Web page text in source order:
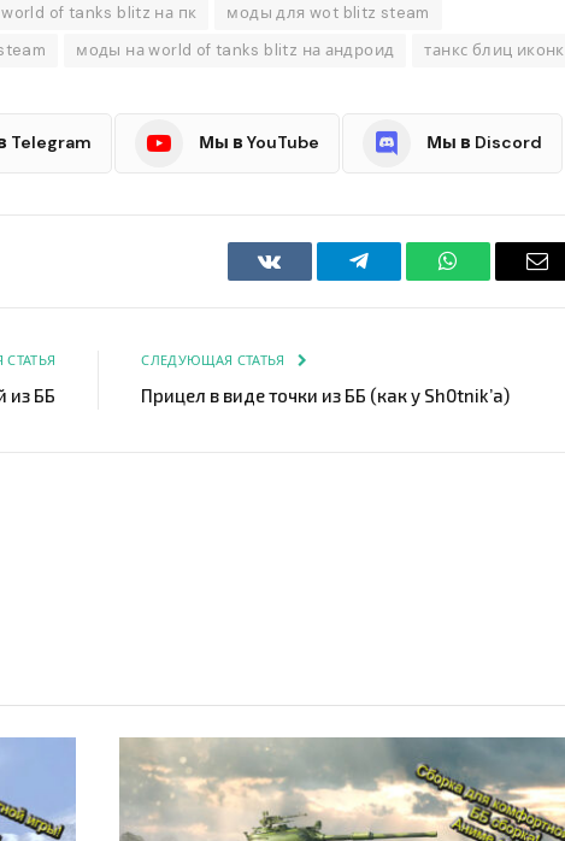
of tanks blitz на пк
моды для wot blitz steam
моды на world of tanks blitz на андроид танкс блиц
Telegram Мы в YouTube Мы в Discord
VKontakteTelegram WhatsApp
из ББ
СЛЕДУЮЩАЯ СТАТЬЯ
Прицел в виде точки из ББ (как у Sh0tnik’а)